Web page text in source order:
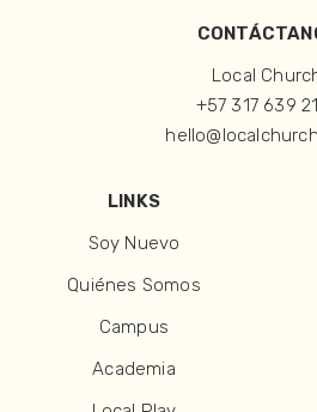
Local
+57 317 639
LINKS
Soy Nuevo
Quiénes Somos
Campus
Academia